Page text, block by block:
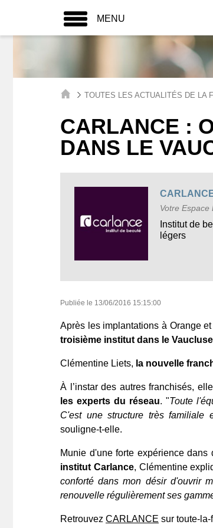
MENU
TOUTES LES ACTUALITÉS DE LA
CARLANCE :
DANS LE
Votre Espace
Institut de
légers
Publiée le 13/06/2016 15:15:00
Après les implantations à Orange
troisième institut dans le Vaucluse
Clémentine Liets, la nouvelle
À l’instar des autres franchisés,
les experts du réseau. "Toute
C'est une structure très familiale
souligne-t-elle.
Munie d'une forte expérience
institut Carlance, Clémentine
conforté dans mon désir d'ouvrir
renouvelle régulièrement ses
Retrouvez CARLANCE sur toute-